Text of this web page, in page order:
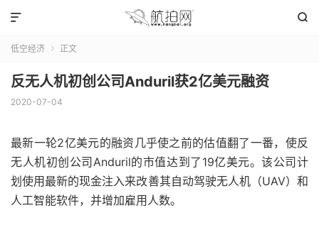


低空经济  正文
反无人机初创公司Anduril获2亿美元融资
2020-07-04
最新一轮2亿美元的融资几乎使之前的估值翻了一番，使反
无人机初创公司Anduril的市值达到了19亿美元。该公司计
划使用最新的现金注入来改善其自动驾驶无人机（UAV）和
人工智能软件，并增加雇用人数。